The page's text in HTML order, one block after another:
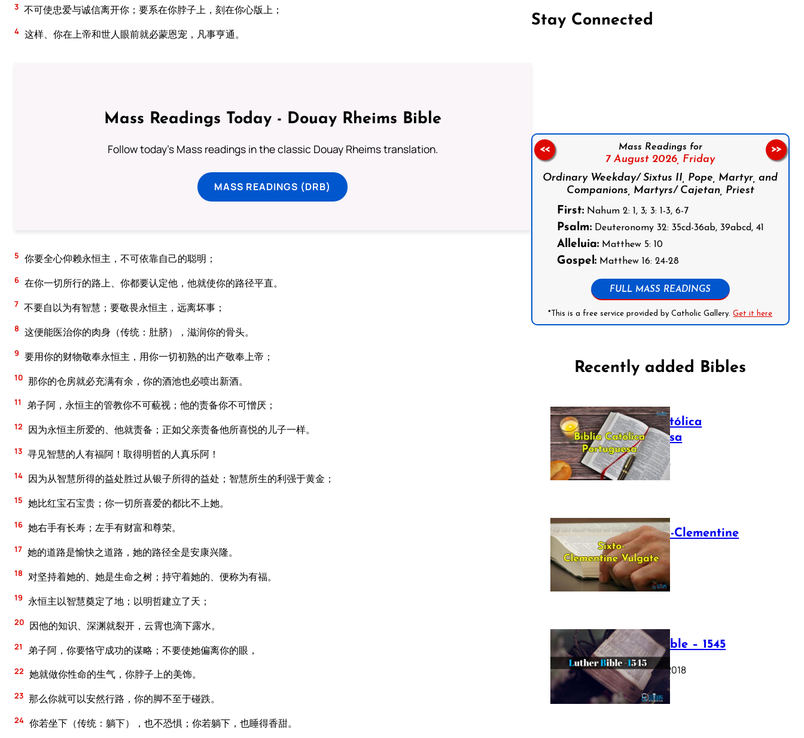
3 不可使忠爱与诚信离开你；要系在你脖子上，刻在你心版上；
4 这样、你在上帝和世人眼前就必蒙恩宠，凡事亨通。
Mass Readings Today - Douay Rheims Bible
Follow today's Mass readings in the classic Douay Rheims translation.
MASS READINGS (DRB)
5 你要全心仰赖永恒主，不可依靠自己的聪明；
6 在你一切所行的路上、你都要认定他，他就使你的路径平直。
7 不要自以为有智慧；要敬畏永恒主，远离坏事；
8 这便能医治你的肉身（传统：肚脐），滋润你的骨头。
9 要用你的财物敬奉永恒主，用你一切初熟的出产敬奉上帝；
10 那你的仓房就必充满有余，你的酒池也必喷出新酒。
11 弟子阿，永恒主的管教你不可藐视；他的责备你不可憎厌；
12 因为永恒主所爱的、他就责备；正如父亲责备他所喜悦的儿子一样。
13 寻见智慧的人有福阿！取得明哲的人真乐阿！
14 因为从智慧所得的益处胜过从银子所得的益处；智慧所生的利强于黄金；
15 她比红宝石宝贵；你一切所喜爱的都比不上她。
16 她右手有长寿；左手有财富和尊荣。
17 她的道路是愉快之道路，她的路径全是安康兴隆。
18 对坚持着她的、她是生命之树；持守着她的、便称为有福。
19 永恒主以智慧奠定了地；以明哲建立了天；
20 因他的知识、深渊就裂开，云霄也滴下露水。
21 弟子阿，你要恪守成功的谋略；不要使她偏离你的眼，
22 她就做你性命的生气，你脖子上的美饰。
23 那么你就可以安然行路，你的脚不至于碰跌。
24 你若坐下（传统：躺下），也不恐惧；你若躺下，也睡得香甜。
Stay Connected
Mass Readings for
7 August 2026, Friday
Ordinary Weekday/ Sixtus II, Pope, Martyr, and
Companions, Martyrs/ Cajetan, Priest
First:Nahum 2: 1, 3; 3: 1-3, 6-7
Psalm:Deuteronomy 32: 35cd-36ab, 39abcd, 41
Alleluia:Matthew 5: 10
Gospel:Matthew 16: 24-28
FULL MASS READINGS
*This is a free service provided by Catholic Gallery.Get it here
<< >>
Recently added Bibles
Bíblia Católica
Portuguesa
July 16, 2025
The Sixto-Clementine
Vulgate
July 12, 2025
Luther Bible – 1545
October 17, 2018